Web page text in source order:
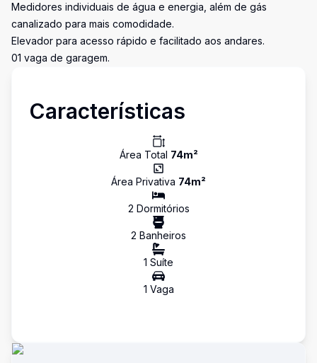
Medidores individuais de água e energia, além de gás
canalizado para mais comodidade.
Elevador para acesso rápido e facilitado aos andares.
01 vaga de garagem.
Características
Área Total 74m²
Área Privativa 74m²
2 Dormitórios
2 Banheiros
1 Suíte
1 Vaga